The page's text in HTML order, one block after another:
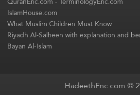
IslamHouse.com
What Muslim Children Must Know
Riyadh Al-Salheen with explanation and
Bayan Al-Islam
HadeethEnc.com ©